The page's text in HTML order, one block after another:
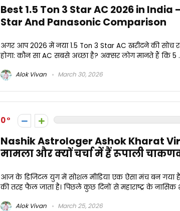
Best 1.5 Ton 3 Star AC 2026 in India
Star And Panasonic Comparison
अगर आप 2026 में नया 1.5 Ton 3 Star AC खरीदने की
होगा: कौन सा AC सबसे अच्छा है? अक्सर लोग मानते हैं कि 5
Alok Vivan March 30, 2026
0
Nashik Astrologer Ashok Kharat
मामला और क्यों चर्चा में हैं रूपाली
आज के डिजिटल युग में सोशल मीडिया एक ऐसा मंच बन गया है
की तरह फैल जाता है। पिछले कुछ दिनों से महाराष्ट्र के नासिक
Alok Vivan March 25, 2026